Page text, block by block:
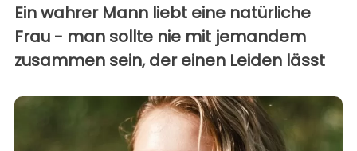
Ein wahrer Mann liebt eine natürliche
Frau - man sollte nie mit jemandem
zusammen sein, der einen Leiden lässt